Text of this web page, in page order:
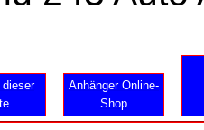
dieser
Anhänger Online-
Shop